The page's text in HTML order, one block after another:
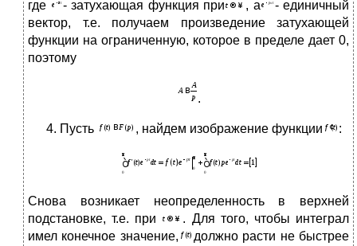
где - затухающая функция при , а
- единичный
вектор, т.е. получаем произведение затухающей
функции на ограниченную, которое в пределе дает 0,
поэтому
.
Пусть , найдем изображение функции :
Снова возникает неопределенность в верхней
подстановке, т.е. при
. Для того, чтобы интеграл
имел конечное значение,
должно расти не быстрее